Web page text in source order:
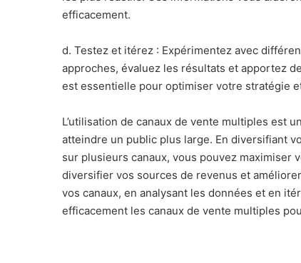
efficacement.
d. Testez et itérez : Expérimentez avec
approches, évaluez les résultats et apportez
est essentielle pour optimiser votre stratégie
L’utilisation de canaux de vente multiples est
atteindre un public plus large. En diversifiant
sur plusieurs canaux, vous pouvez
diversifier vos sources de revenus et
vos canaux, en analysant les données et en
efficacement les canaux de vente multiples